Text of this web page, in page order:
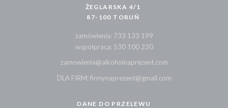
ŻEGLARSKA 4/1
87-100 TORUŃ
zamówienia: 733 133 199
współpraca: 530 100 230
zamowienia@alkoholnaprezent.com
DLA FIRM: firmynaprezent@gmail.com
DANE DO PRZELEWU